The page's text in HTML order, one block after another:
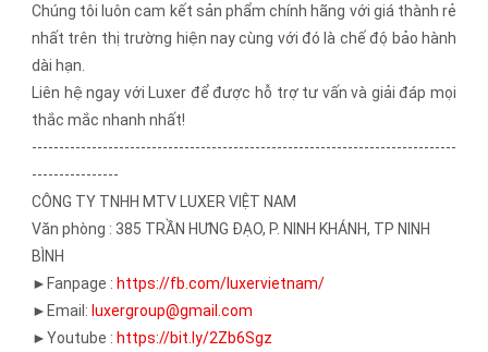
Chúng tôi luôn cam kết sản phẩm chính hãng với giá thành rẻ
nhất trên thị trường hiện nay cùng với đó là chế độ bảo hành
dài hạn.
Liên hệ ngay với Luxer để được hỗ trợ tư vấn và giải đáp mọi
thắc mắc nhanh nhất!
------------------------------------------------------------------------------
----------------
CÔNG TY TNHH MTV LUXER VIỆT NAM
Văn phòng : 385 TRẦN HƯNG ĐẠO, P. NINH KHÁNH, TP NINH
BÌNH
►Fanpage : https://fb.com/luxervietnam/
►Email: luxergroup@gmail.com
►Youtube : https://bit.ly/2Zb6Sgz